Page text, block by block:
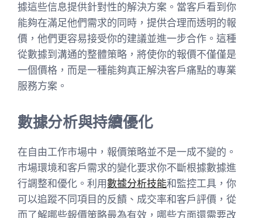
據這些信息提供針對性的解決方案。當客戶看到你
能夠在滿足他們需求的同時，提供合理而透明的報
價，他們更容易接受你的建議並進一步合作。這種
從數據到溝通的整體策略，將使你的報價不僅僅是
一個價格，而是一種能夠真正解決客戶痛點的專業
服務方案。
數據分析與持續優化
在自由工作市場中，報價策略並不是一成不變的。
市場環境和客戶需求的變化要求你不斷根據數據進
行調整和優化。利用數據分析技能和監控工具，你
可以追蹤不同項目的反饋、成交率和客戶評價，從
而了解哪些報價策略最為有效，哪些方面還需要改